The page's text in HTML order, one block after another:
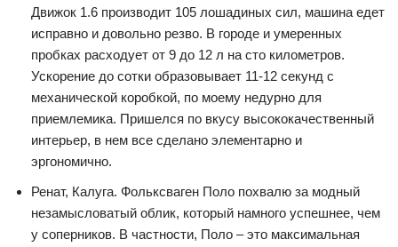
Движок 1.6 производит 105 лошадиных сил, машина едет
исправно и довольно резво. В городе и умеренных
пробках расходует от 9 до 12 л на сто километров.
Ускорение до сотки образовывает 11-12 секунд с
механической коробкой, по моему недурно для
приемлемика. Пришелся по вкусу высококачественный
интерьер, в нем все сделано элементарно и
эргономично.
Ренат, Калуга. Фольксваген Поло похвалю за модный
незамысловатый облик, который намного успешнее, чем
у соперников. В частности, Поло – это максимальная